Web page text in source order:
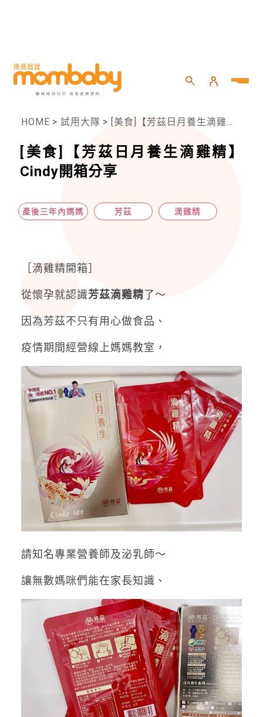
HOME > 試用大隊 > [美食]【芳茲日月養生滴雞精】Cindy開箱分享
[美食]【芳茲日月養生滴雞精】
Cindy開箱分享
產後三年內媽媽 芳茲 滴雞精
［滴雞精開箱］
從懷孕就認識芳茲滴雞精了～
因為芳茲不只有用心做食品、
疫情期間經營線上媽媽教室，
請知名專業營養師及泌乳師～
讓無數媽咪們能在家長知識、